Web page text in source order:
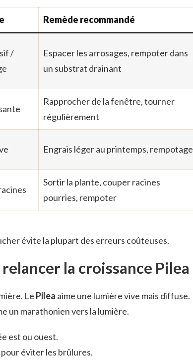
Remède recommandé
/
Espacer les arrosages, rempoter dans
un substrat drainant
Rapprocher de la fenêtre, tourner
régulièrement
Engrais léger au printemps, rempotage
Sortir la plante, couper racines
pourries, rempoter
évite la plupart des erreurs coûteuses.
la croissance Pilea
Le Pilea aime une lumière vive mais diffuse.
un marathonien vers la lumière.
est ou ouest.
éviter les brûlures.